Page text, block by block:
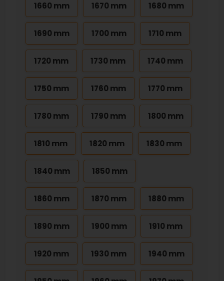
1660 mm 1670 mm 1680 mm
1690 mm 1700 mm 1710 mm
1720 mm 1730 mm 1740 mm
1750 mm 1760 mm 1770 mm
1780 mm 1790 mm 1800 mm
1810 mm 1820 mm 1830 mm
1840 mm 1850 mm
1860 mm 1870 mm 1880 mm
1890 mm 1900 mm 1910 mm
1920 mm 1930 mm 1940 mm